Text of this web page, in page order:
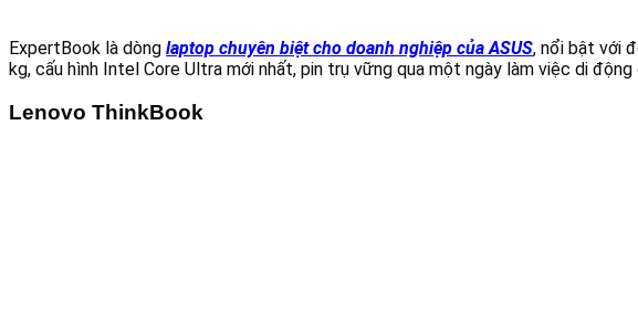
ExpertBook là dòng laptop chuyên biệt cho doanh nghiệp của ASUS, nổi bật với
kg, cấu hình Intel Core Ultra mới nhất, pin trụ vững qua một ngày làm việc di
Lenovo ThinkBook